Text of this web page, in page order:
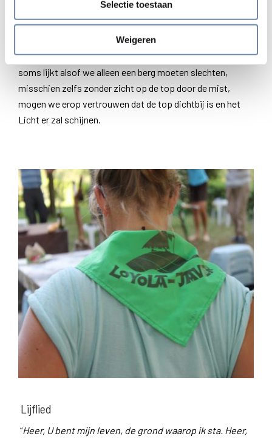
Selectie toestaan
Weigeren
een begin gekregen. Alleen hoeven we niet bang te zijn
voor de tocht die komt. We kregen pijltjes mee die de weg
wijzen en we weten dat we de tocht niet alleen moeten
aangaan. Er is altijd Iemand aan onze zijde. En als het
soms lijkt alsof we alleen een berg moeten slechten,
misschien zelfs zonder zicht op de top door de mist,
mogen we erop vertrouwen dat de top dichtbij is en het
Licht er zal schijnen.
Lijflied
“Heer, U bent mijn leven, de grond waarop ik sta. Heer,